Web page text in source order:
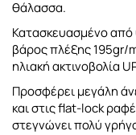
θάλασσα.
Κατασκευασμένο από
βάρος πλέξης 195gr/
ηλιακή ακτινοβολία
Προσφέρει μεγάλη
και στις flat-lock
στεγνώνει πολύ